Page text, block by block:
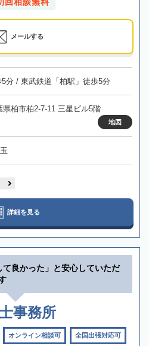
回相談無料
メールする
分 / 東武鉄道「柏駅」徒歩5分
県柏市柏2-7-11 三星ビル5階
地図
詳細を見る
て良かった」と安心していただ
事務所
オンライン相談可 全国出張対応可